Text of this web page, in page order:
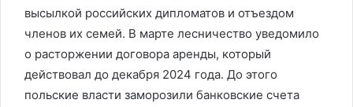
высылкой российских дипломатов и отъездом
членов их семей. В марте лесничество уведомило
о расторжении договора аренды, который
действовал до декабря 2024 года. До этого
польские власти заморозили банковские счета